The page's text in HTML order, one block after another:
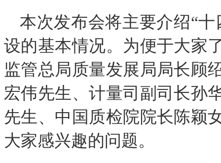
本次发布会将主要介绍“
设的基本情况。为便于大家
监管总局质量发展局局长顾
宏伟先生、计量司副司长孙
先生、中国质检院院长陈颖
大家感兴趣的问题。